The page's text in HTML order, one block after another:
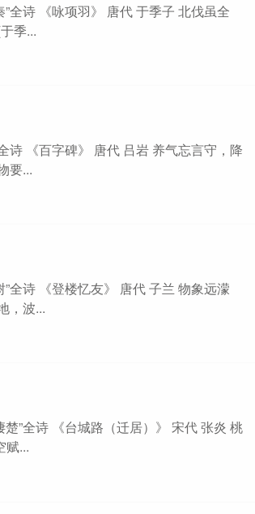
全诗 《咏项羽》 唐代 于季子 北伐虽全
季...
诗 《百字碑》 唐代 吕岩 养气忘言守，降
要...
全诗 《登楼忆友》 唐代 子兰 物象远濛
，波...
”全诗 《台城路（迁居）》 宋代 张炎 桃
赋...